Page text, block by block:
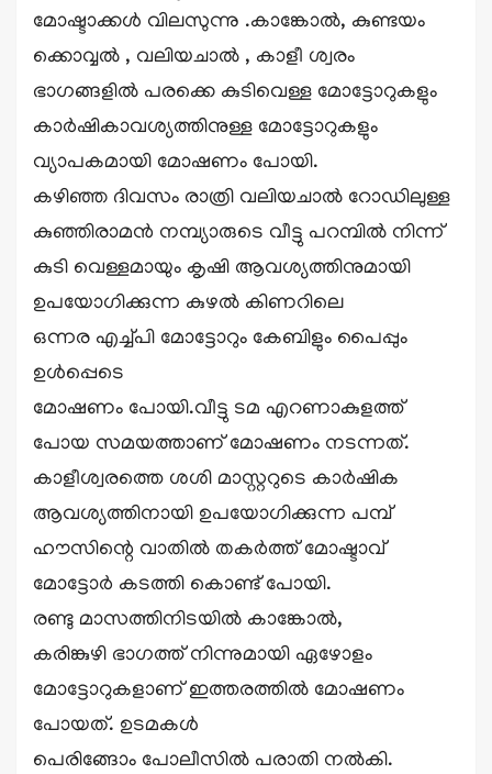
മോഷ്ടാക്കൾ വിലസുന്നു .കാങ്കോൽ, കുണ്ടയം
ക്കൊവ്വൽ , വലിയചാൽ , കാളീ ശ്വരം
ഭാഗങ്ങളിൽ പരക്കെ കുടിവെള്ള മോട്ടോറുകളും
കാർഷികാവശ്യത്തിനുള്ള മോട്ടോറുകളും
വ്യാപകമായി മോഷണം പോയി.
കഴിഞ്ഞ ദിവസം രാത്രി വലിയചാൽ റോഡിലുള്ള
കുഞ്ഞിരാമൻ നമ്പ്യാരുടെ വീട്ടു പറമ്പിൽ നിന്ന്
കുടി വെള്ളമായും കൃഷി ആവശ്യത്തിനുമായി
ഉപയോഗിക്കുന്ന കുഴൽ കിണറിലെ
ഒന്നര എച്ച്പി മോട്ടോറും കേബിളും പൈപ്പും
ഉൾപ്പെടെ
മോഷണം പോയി.വീട്ടു ടമ എറണാകുളത്ത്
പോയ സമയത്താണ് മോഷണം നടന്നത്.
കാളീശ്വരത്തെ ശശി മാസ്റ്ററുടെ കാർഷിക
ആവശ്യത്തിനായി ഉപയോഗിക്കുന്ന പമ്പ്
ഹൗസിന്റെ വാതിൽ തകർത്ത് മോഷ്ടാവ്
മോട്ടോർ കടത്തി കൊണ്ട് പോയി.
രണ്ടു മാസത്തിനിടയിൽ കാങ്കോൽ,
കരിങ്കുഴി ഭാഗത്ത് നിന്നുമായി ഏഴോളം
മോട്ടോറുകളാണ് ഇത്തരത്തിൽ മോഷണം
പോയത്. ഉടമകൾ
പെരിങ്ങോം പോലീസിൽ പരാതി നൽകി.